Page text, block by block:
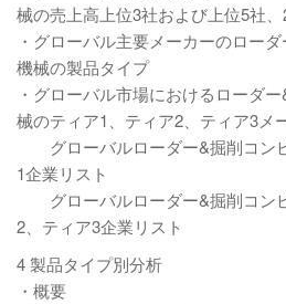
械の売上高上位3社および上位5社
・グローバル主要メーカーのロー
機械の製品タイプ
・グローバル市場におけるローダ
械のティア1、ティア2、ティア3メ
グローバルローダー&掘削コン
1企業リスト
グローバルローダー&掘削コン
2、ティア3企業リスト
4 製品タイプ別分析
・概要